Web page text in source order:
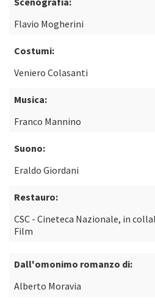
Flavio Mogherini
Costumi:
Veniero Colasanti
Musica:
Franco Mannino
Suono:
Eraldo Giordani
Restauro:
CSC - Cineteca Nazionale, in
Film
Dall'omonimo romanzo di:
Alberto Moravia